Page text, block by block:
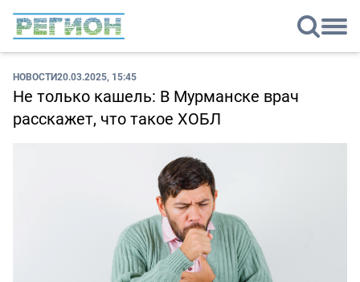
НОВОСТИ20.03.2025, 15:45
Не только кашель: В Мурманске врач
расскажет, что такое ХОБЛ